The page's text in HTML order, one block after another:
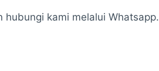
kami melalui Whatsapp.